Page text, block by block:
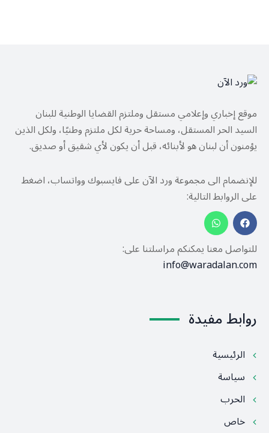
موقع إخباري وإعلامي مستقل وملتزم القضايا الوطنية للبنان
السيد الحر المستقل، ومساحة حرية لكل ملتزم وطنيًا، ولكل الذين
يؤمنون أن لبنان هو لأبنائه، قبل أن يكون لأي شقيق أو صديق.
للإنضمام الى مجموعة ورد الآن على فايسبوك وواتساب، اضغط
على الروابط التالية:
للتواصل معنا يمكنكم مراسلتنا على:
info@waradalan.com
روابط مفيدة
الرئيسية
سياسة
الحرب
خاص